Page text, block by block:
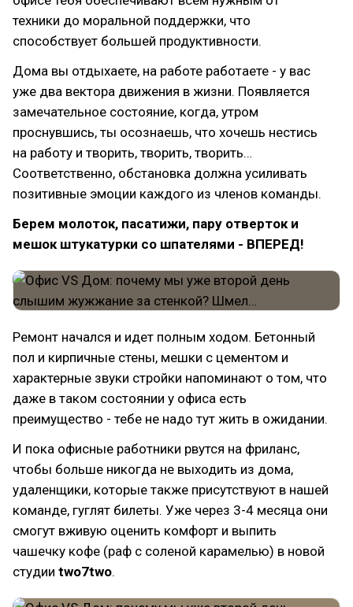
техники до моральной поддержки, что
способствует большей продуктивности.
Дома вы отдыхаете, на работе работаете - у вас
уже два вектора движения в жизни. Появляется
замечательное состояние, когда, утром
проснувшись, ты осознаешь, что хочешь нестись
на работу и творить, творить, творить…
Соответственно, обстановка должна усиливать
позитивные эмоции каждого из членов команды.
Берем молоток, пасатижи, пару отверток и
мешок штукатурки со шпателями - ВПЕРЕД!
Ремонт начался и идет полным ходом. Бетонный
пол и кирпичные стены, мешки с цементом и
характерные звуки стройки напоминают о том, что
даже в таком состоянии у офиса есть
преимущество - тебе не надо тут жить в ожидании.
И пока офисные работники рвутся на фриланс,
чтобы больше никогда не выходить из дома,
удаленщики, которые также присутствуют в нашей
команде, гуглят билеты. Уже через 3-4 месяца они
смогут вживую оценить комфорт и выпить
чашечку кофе (раф с соленой карамелью) в новой
студии two7two.